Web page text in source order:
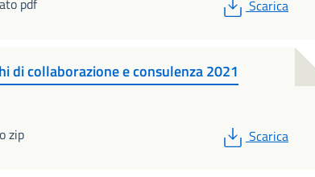
pdf Scarica
di collaborazione e consulenza 2021
zip
PDF
Scarica